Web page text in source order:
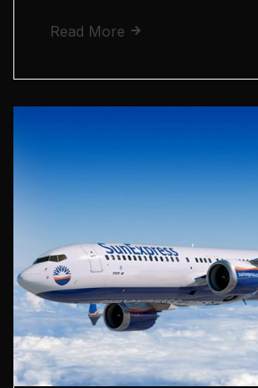
Read More